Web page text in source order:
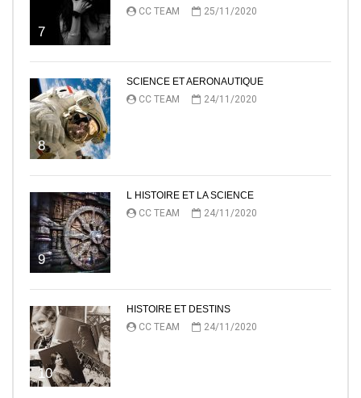
7
CC TEAM
25/11/2020
8
SCIENCE ET AERONAUTIQUE
CC TEAM
24/11/2020
9
L HISTOIRE ET LA SCIENCE
CC TEAM
24/11/2020
10
HISTOIRE ET DESTINS
CC TEAM
24/11/2020